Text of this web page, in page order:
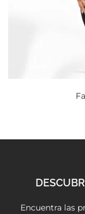
Encuentra las